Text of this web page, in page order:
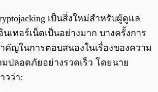
เป็นสิ่งใหม่สำหรับผู้ดูแล
เทอร์เน็ตเป็นอย่างมาก บางครั้งการ
ำคัญในการตอบสนองในเรื่องของความ
ปลอดภัยอย่างรวดเร็ว โดยนาย
วว่า: